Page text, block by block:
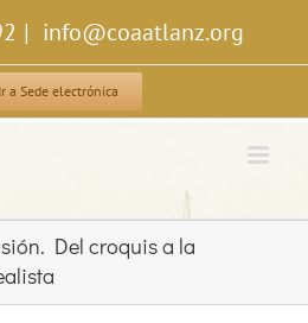
| info@coaatlanz.org
Ir a Sede electrónica
Del croquis a la